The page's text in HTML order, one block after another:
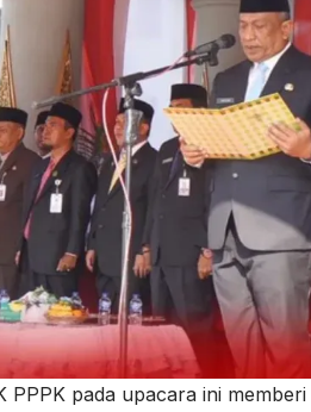
pada upacara ini